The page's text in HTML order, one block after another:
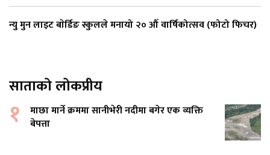
न्यु मुन लाइट बाेर्डिङ स्कुलले मनायो २० औँ वार्षिकोत्सव (फोटो फिचर)
साताको लोकप्रीय
१
माछा मार्ने क्रममा सानीभेरी नदीमा बगेर एक व्यक्ति
बेपत्ता